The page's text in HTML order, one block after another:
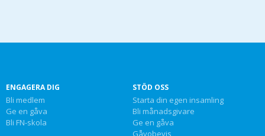
ENGAGERA DIG
Bli medlem
Ge en gåva
Bli FN-skola
STÖD OSS
Starta din egen insamling
Bli månadsgivare
Ge en gåva
Gåvobevis